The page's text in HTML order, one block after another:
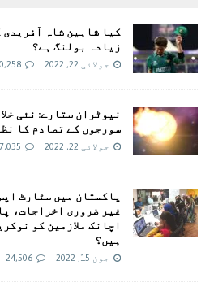
کیا شاہین شاہ
زیادہ بولنگ ہے؟
جولائی 22, 2022
نیوٹران ستارے: نئی
سورجوں کے تصادم کا
جولائی 22, 2022
پاکستان میں سٹارٹ
غیر ضروری اخراجات،
اچانک ملازمین کو
ہیں؟
جون 15, 2022 24,506